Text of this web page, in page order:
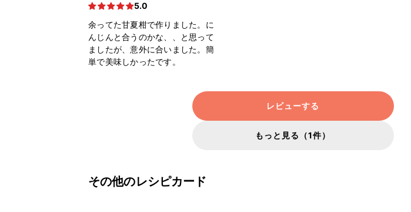
5.0
余ってた甘夏柑で作りました。に
んじんと合うのかな、、と思って
ましたが、意外に合いました。簡
単で美味しかったです。
レビューする
もっと見る（1件）
その他のレシピカード